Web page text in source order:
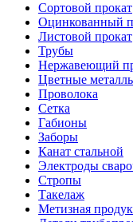
Сортовой прокат
Оцинкованный
Листовой прокат
Трубы
Нержавеющий
Цветные
Проволока
Сетка
Габионы
Заборы
Канат стальной
Электроды
Стропы
Такелаж
Метизная